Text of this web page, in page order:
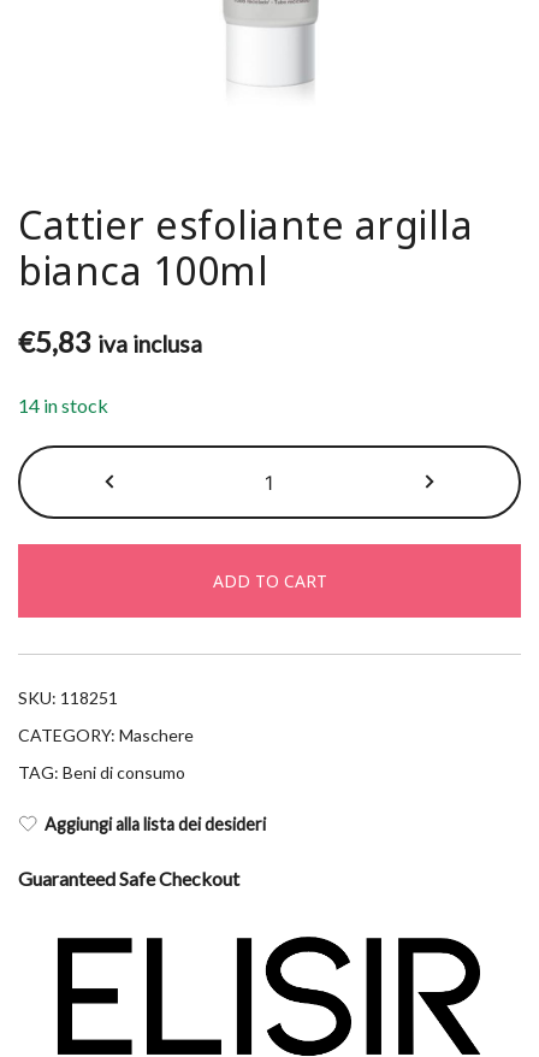
Cattier esfoliante argilla
bianca 100ml
€5,83 iva inclusa
14 in stock
esfoliante
argilla
100ml
quantity
ADD TO CART
SKU: 118251
CATEGORY: Maschere
TAG: Beni di consumo
Aggiungi alla lista dei desideri
Guaranteed Safe Checkout